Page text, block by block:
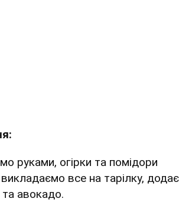
руками, огірки та помідори
все на тарілку,
та авокадо.